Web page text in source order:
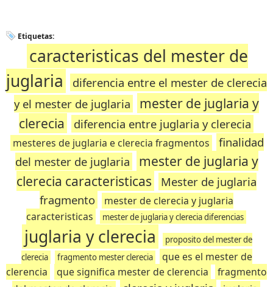
Etiquetas:
caracteristicas del mester de
juglaria
diferencia entre el mester de clerecia
y el mester de juglaria
mester de juglaria y
clerecia
diferencia entre juglaria y clerecia
mesteres de juglaria e clerecia fragmentos
finalidad
del mester de juglaria
mester de juglaria y
clerecia caracteristicas
Mester de juglaria
fragmento
mester de clerecia y juglaria
caracteristicas
mester de juglaria y clerecia diferencias
juglaria y clerecia
proposito del mester de
clerecia
fragmento mester clerecia
que es el mester de
clerencia
que significa mester de clerencia
fragmento